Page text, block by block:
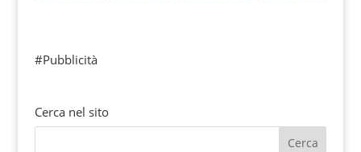
#Pubblicità
Cerca nel sito